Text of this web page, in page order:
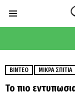
ΒΊΝΤΕΟ ΜΙΚΡΆ ΣΠΊΤΙΑ
Το πιο